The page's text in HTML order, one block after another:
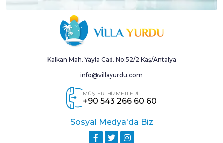
Kalkan Mah. Yayla Cad. No:52/2 Kaş/Antalya
info@villayurdu.com
MÜŞTERİ HİZMETLERİ
+90 543 266 60 60
Sosyal Medya'da Biz